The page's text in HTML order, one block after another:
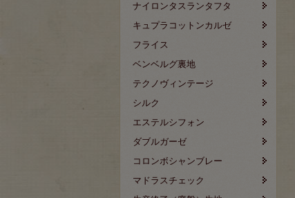
ナイロンタスランタフタ
キュプラコットンカルゼ
フライス
ベンベルグ裏地
テクノヴィンテージ
シルク
エステルシフォン
ダブルガーゼ
コロンボシャンブレー
マドラスチェック